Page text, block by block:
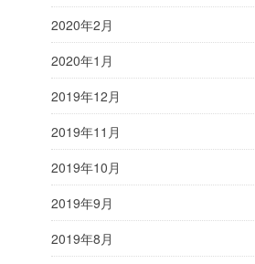
2020年2月
2020年1月
2019年12月
2019年11月
2019年10月
2019年9月
2019年8月